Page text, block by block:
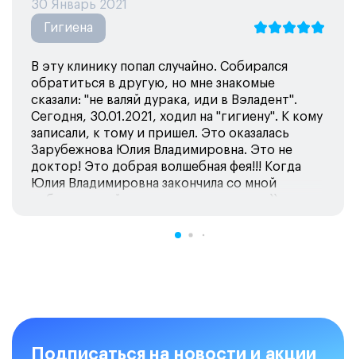
30 Январь 2021
Гигиена
В эту клинику попал случайно. Собирался
обратиться в другую, но мне знакомые
сказали: "не валяй дурака, иди в Вэладент".
Сегодня, 30.01.2021, ходил на "гигиену". К кому
записали, к тому и пришел. Это оказалась
Зарубежнова Юлия Владимировна. Это не
доктор! Это добрая волшебная фея!!! Когда
Юлия Владимировна закончила со мной
Подписаться на новости и акции